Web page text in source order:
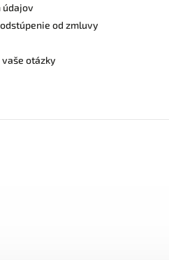
údajov
od zmluvy
otázky